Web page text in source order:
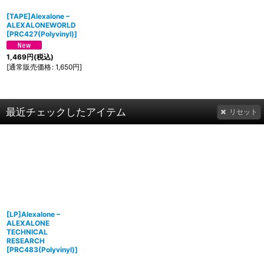
[TAPE]Alexalone –
ALEXALONEWORLD
[PRC427(Polyvinyl)]
1,469円(税込)
[通常販売価格: 1,650円]
最近チェックしたアイテム リセット
[LP]Alexalone –
ALEXALONE
TECHNICAL
RESEARCH
[PRC483(Polyvinyl)]